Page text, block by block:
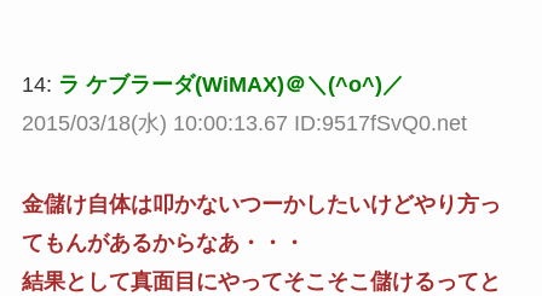
14: ラ ケブラーダ(WiMAX)＠＼(^o^)／
2015/03/18(水) 10:00:13.67 ID:9517fSvQ0.net
金儲け自体は叩かないつーかしたいけどやり方っ
てもんがあるからなあ・・・
結果として真面目にやってそこそこ儲けるってと